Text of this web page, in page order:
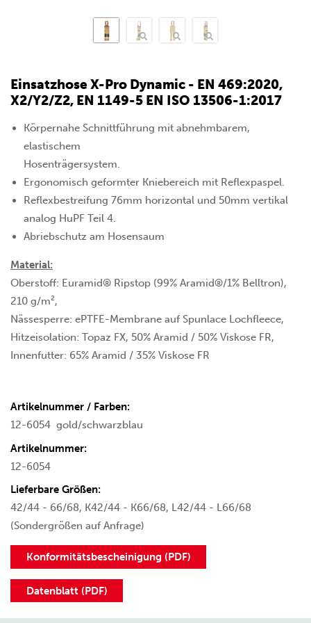
Einsatzhose X-Pro Dynamic - EN 469:2020,
X2/Y2/Z2, EN 1149-5 EN ISO 13506-1:2017
Körpernahe Schnittführung mit abnehmbarem,
elastischem
Hosenträgersystem.
Ergonomisch geformter Kniebereich mit Reflexpaspel.
Reflexbestreifung 76mm horizontal und 50mm vertikal
analog HuPF Teil 4.
Abriebschutz am Hosensaum
Material:
Oberstoff: Euramid® Ripstop (99% Aramid®/1% Belltron),
210 g/m²,
Nässesperre: ePTFE-Membrane auf Spunlace Lochfleece,
Hitzeisolation: Topaz FX, 50% Aramid / 50% Viskose FR,
Innenfutter: 65% Aramid / 35% Viskose FR
Artikelnummer / Farben:
12-6054 gold/schwarzblau
Artikelnummer:
12-6054
Lieferbare Größen:
42/44 - 66/68, K42/44 - K66/68, L42/44 - L66/68
(Sondergrößen auf Anfrage)
Konformitätsbescheinigung (PDF)
Datenblatt (PDF)